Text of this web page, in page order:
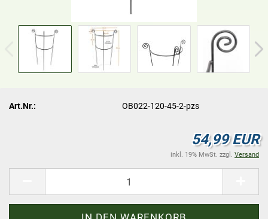
Art.Nr.: OB022-120-45-2-pzs
54,99 EUR
inkl. 19% MwSt. zzgl. Versand